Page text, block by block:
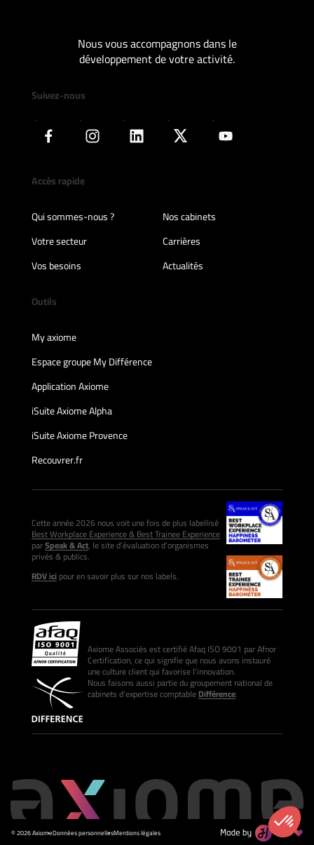
Nous vous accompagnons dans le
développement de votre activité.
Suivez-nous
Accès rapide
Qui sommes-nous ?
Nos cabinets
Votre secteur
Carrières
Vos besoins
Actualités
Outils
My axiome
Espace groupe My Différence
Application Axiome
iSuite Axiome Alpha
iSuite Axiome Provence
Recouvrer.fr
Cette année 2026 nous voit une fois de plus labellisé
Best Workplace Experience & Best Trainee Experience
parSpeak & Act, le site d’évaluation d’organismes
privés & publics.
RDV icipour en savoir plus sur nos labels.
Axiome Associés est certifié Afaq ISO 9001 par Afnor
Certification, ce qui signifie que nous avons instauré
une culture client qui favorise l’innovation.
Nous faisons aussi partie du groupement national de
cabinets d’expertise comptableDifférence.
© 2026 AxiomeDonnées personnellesMentions légales